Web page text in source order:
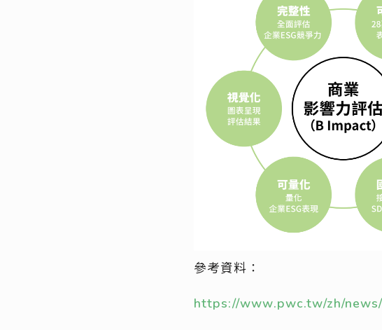
參考資料：
https://www.pwc.tw/zh/